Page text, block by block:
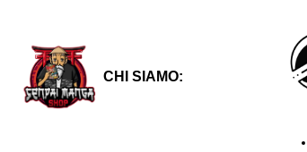
CHI SIAMO: